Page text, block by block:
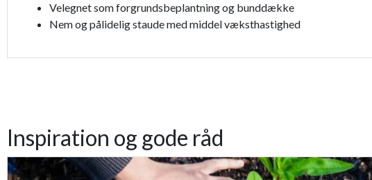
Velegnet som forgrundsbeplantning og bunddække
Nem og pålidelig staude med middel væksthastighed
Inspiration og gode råd